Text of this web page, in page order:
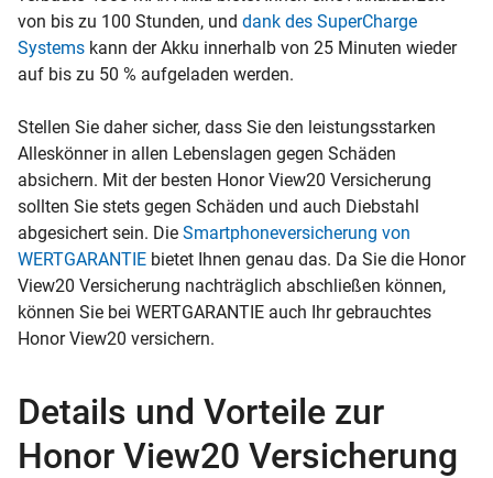
von bis zu 100 Stunden, und dank des SuperCharge
Systems kann der Akku innerhalb von 25 Minuten wieder
auf bis zu 50 % aufgeladen werden.
Stellen Sie daher sicher, dass Sie den leistungsstarken
Alleskönner in allen Lebenslagen gegen Schäden
absichern. Mit der besten Honor View20 Versicherung
sollten Sie stets gegen Schäden und auch Diebstahl
abgesichert sein. Die Smartphoneversicherung von
WERTGARANTIE bietet Ihnen genau das. Da Sie die Honor
View20 Versicherung nachträglich abschließen können,
können Sie bei WERTGARANTIE auch Ihr gebrauchtes
Honor View20 versichern.
Details und Vorteile zur
Honor View20 Versicherung